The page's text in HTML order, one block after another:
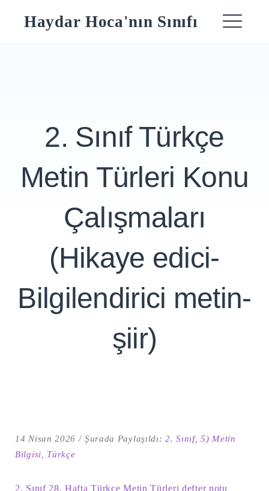
Haydar Hoca'nın Sınıfı
Şu
kelime
için
2. Sınıf Türkçe
Metin Türleri Konu
Çalışmaları
(Hikaye edici-
Bilgilendirici metin-
şiir)
14 Nisan 2026 Şurada Paylaşıldı:2. Sınıf,5) Metin
Bilgisi
Türkçe
2. Sınıf 28. Hafta Türkçe Metin Türleri defter notu